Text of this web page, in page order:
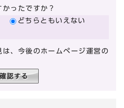
ったですか？
どちらともいえない
、今後のホームページ運営の